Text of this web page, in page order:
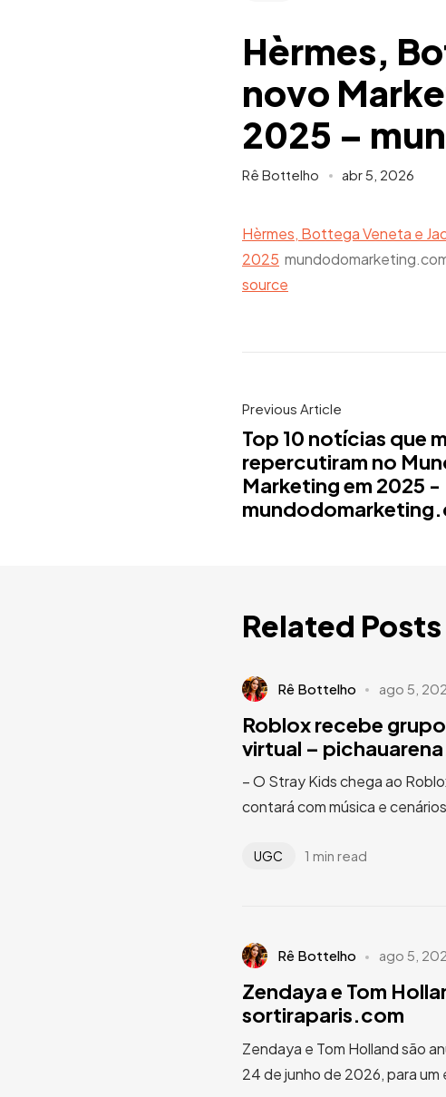
Hèrmes,
novo
2025 –
Rê Bottelho abr 5, 2026
Hèrmes, Bottega Veneta e
2025
source
Previous Article
Top 10 notícias que
repercutiram no
Marketing em 2025 -
Related Posts
Rê Bottelho ago 5,
Roblox recebe
virtual –
– O Stray Kids chega ao
contará com música e
UGC 1 min read
Rê Bottelho ago 5,
Zendaya e Tom
sortiraparis.com
Zendaya e Tom Holland são
24 de junho de 2026, para